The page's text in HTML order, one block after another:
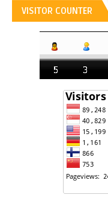
VISITOR COUNTER